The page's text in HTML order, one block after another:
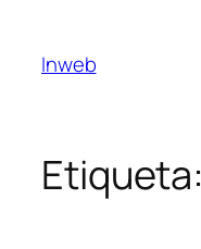
contenido
Inweb
Etiqueta: